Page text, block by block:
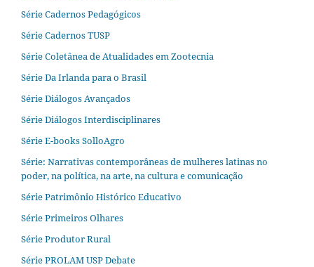
Série Cadernos Pedagógicos
Série Cadernos TUSP
Série Coletânea de Atualidades em Zootecnia
Série Da Irlanda para o Brasil
Série Diálogos Avançados
Série Diálogos Interdisciplinares
Série E-books SolloAgro
Série: Narrativas contemporâneas de mulheres latinas no
poder, na política, na arte, na cultura e comunicação
Série Patrimônio Histórico Educativo
Série Primeiros Olhares
Série Produtor Rural
Série PROLAM USP Debate